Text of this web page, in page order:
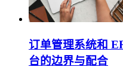
订单管理系统和
台的边界与配合